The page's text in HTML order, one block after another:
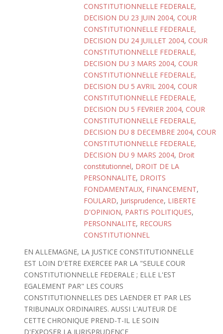
CONSTITUTIONNELLE FEDERALE,
DECISION DU 23 JUIN 2004, COUR
CONSTITUTIONNELLE FEDERALE,
DECISION DU 24 JUILLET 2004, COUR
CONSTITUTIONNELLE FEDERALE,
DECISION DU 3 MARS 2004, COUR
CONSTITUTIONNELLE FEDERALE,
DECISION DU 5 AVRIL 2004, COUR
CONSTITUTIONNELLE FEDERALE,
DECISION DU 5 FEVRIER 2004, COUR
CONSTITUTIONNELLE FEDERALE,
DECISION DU 8 DECEMBRE 2004, COUR
CONSTITUTIONNELLE FEDERALE,
DECISION DU 9 MARS 2004, Droit
constitutionnel, DROIT DE LA
PERSONNALITE, DROITS
FONDAMENTAUX, FINANCEMENT,
FOULARD, Jurisprudence, LIBERTE
D'OPINION, PARTIS POLITIQUES,
PERSONNALITE, RECOURS
CONSTITUTIONNEL
EN ALLEMAGNE, LA JUSTICE CONSTITUTIONNELLE
EST LOIN D'ETRE EXERCEE PAR LA "SEULE COUR
CONSTITUTIONNELLE FEDERALE ; ELLE L'EST
EGALEMENT PAR" LES COURS
CONSTITUTIONNELLES DES LAENDER ET PAR LES
TRIBUNAUX ORDINAIRES. AUSSI L'AUTEUR DE
CETTE CHRONIQUE PREND-T-IL LE SOIN
D'EXPOSER LA JURISPRUDENCE